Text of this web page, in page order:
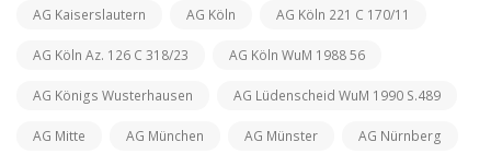
AG Kaiserslautern AG Köln AG Köln 221 C 170/11
AG Köln Az. 126 C 318/23 AG Köln WuM 1988 56
AG Königs Wusterhausen AG Lüdenscheid WuM 1990 S.489
AG Mitte AG München AG Münster AG Nürnberg